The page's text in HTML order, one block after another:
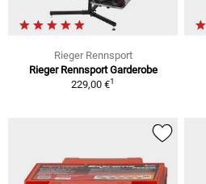
Rieger Rennsport
Rieger Rennsport Garderobe
229,00 €1